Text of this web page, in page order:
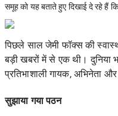
समूह को यह बताते हुए दिखाई दे रहे हैं
पिछले साल जेमी फॉक्स की
बड़ी खबरों में से एक थी। दुनिया
प्रतिभाशाली गायक, अभिनेता और
सुझाया गया पठन